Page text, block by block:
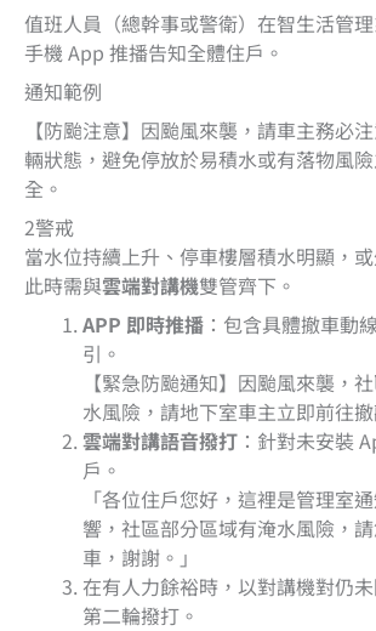
值班人員（總幹事或警衛）在智生活管
手機 App 推播告知全體住戶。
通知範例
【防颱注意】因颱風來襲，請車主務必
輛狀態，避免停放於易積水或有落物風
全。
2警戒
當水位持續上升、停車樓層積水明顯，
此時需與雲端對講機雙管齊下。
APP 即時推播 ：包含具體撤車動
引。
【緊急防颱通知】因颱風來襲，
水風險，請地下室車主立即前往撤
雲端對講語音撥打 ：針對未安裝
戶。
「各位住戶您好，這裡是管理室
響，社區部分區域有淹水風險，
車，謝謝。」
在有人力餘裕時，以對講機對仍
第二輪撥打。